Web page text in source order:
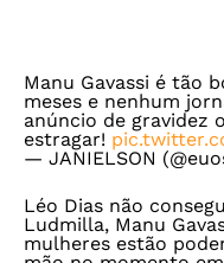
Manu Gavassi é tão
meses e nenhum
anúncio de gravidez
estragar!
— JANIELSON
Léo Dias não
Ludmilla, Manu
mulheres estão